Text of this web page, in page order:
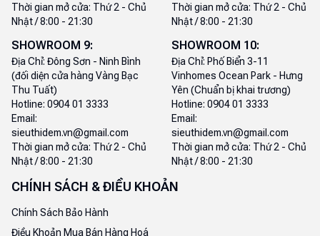
Thời gian mở cửa: Thứ 2 - Chủ
Nhật / 8:00 - 21:30
Thời gian mở cửa: Thứ 2 - Chủ
Nhật / 8:00 - 21:30
SHOWROOM 9:
Địa Chỉ: Đông Sơn - Ninh Bình
(đối diện cửa hàng Vàng Bạc
Thu Tuất)
Hotline: 0904 01 3333
Email:
sieuthidem.vn@gmail.com
Thời gian mở cửa: Thứ 2 - Chủ
Nhật / 8:00 - 21:30
SHOWROOM 10:
Địa Chỉ: Phố Biển 3-11
Vinhomes Ocean Park - Hưng
Yên (Chuẩn bị khai trương)
Hotline: 0904 01 3333
Email:
sieuthidem.vn@gmail.com
Thời gian mở cửa: Thứ 2 - Chủ
Nhật / 8:00 - 21:30
CHÍNH SÁCH & ĐIỀU KHOẢN
Chính Sách Bảo Hành
Điều Khoản Mua Bán Hàng Hoá